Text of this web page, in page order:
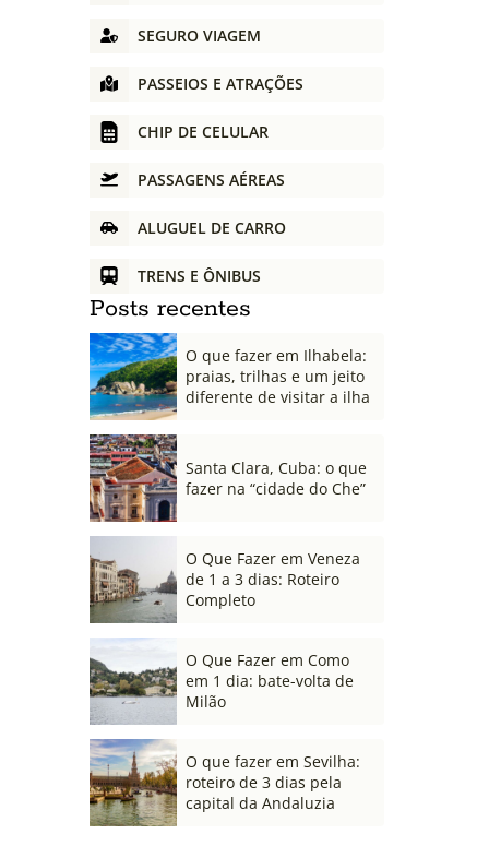
SEGURO VIAGEM
PASSEIOS E ATRAÇÕES
CHIP DE CELULAR
PASSAGENS AÉREAS
ALUGUEL DE CARRO
TRENS E ÔNIBUS
Posts recentes
O que fazer em Ilhabela:
praias, trilhas e um jeito
diferente de visitar a ilha
Santa Clara, Cuba: o que
fazer na “cidade do Che”
O Que Fazer em Veneza
de 1 a 3 dias: Roteiro
Completo
O Que Fazer em Como
em 1 dia: bate-volta de
Milão
O que fazer em Sevilha:
roteiro de 3 dias pela
capital da Andaluzia